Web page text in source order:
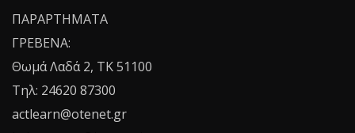
ΠΑΡΑΡΤΗΜΑΤΑ
ΓΡΕΒΕΝΑ:
Θωμά Λαδά 2, ΤΚ 51100
Τηλ: 24620 87300
actlearn@otenet.gr